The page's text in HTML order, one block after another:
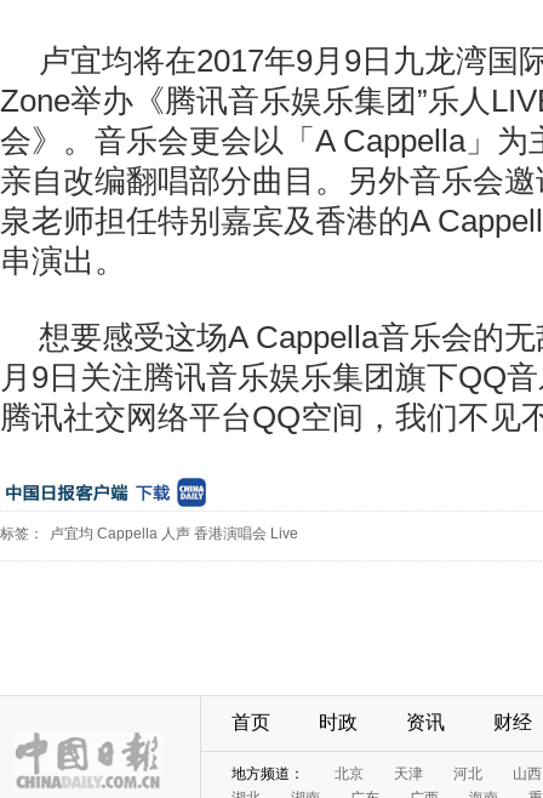
卢宜均将在2017年9月9日九龙湾国
Zone举办《腾讯音乐娱乐集团”乐人
会》。音乐会更会以「A Cappella」为
亲自改编翻唱部分曲目。另外音乐会
泉老师担任特别嘉宾及香港的A
串演出。
想要感受这场A Cappella音乐会的
月9日关注腾讯音乐娱乐集团旗下QQ
腾讯社交网络平台QQ空间，我们不见
标签： 卢宜均 Cappella 人声 香港演唱会 Live
首页 时政 资讯 财经
地方频道： 北京 天津 河北
山西